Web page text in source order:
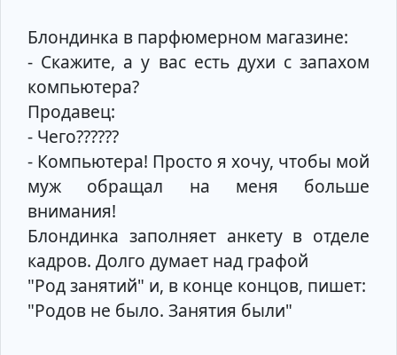
Блондинка в парфюмерном магазине:
- Скажите, а у вас есть духи с запахом
компьютера?
Продавец:
- Чего??????
- Компьютера! Просто я хочу, чтобы мой
муж обращал на меня больше
внимания!
Блондинка заполняет анкету в отделе
кадров. Долго думает над графой
"Род занятий" и, в конце концов, пишет:
"Родов не было. Занятия были"